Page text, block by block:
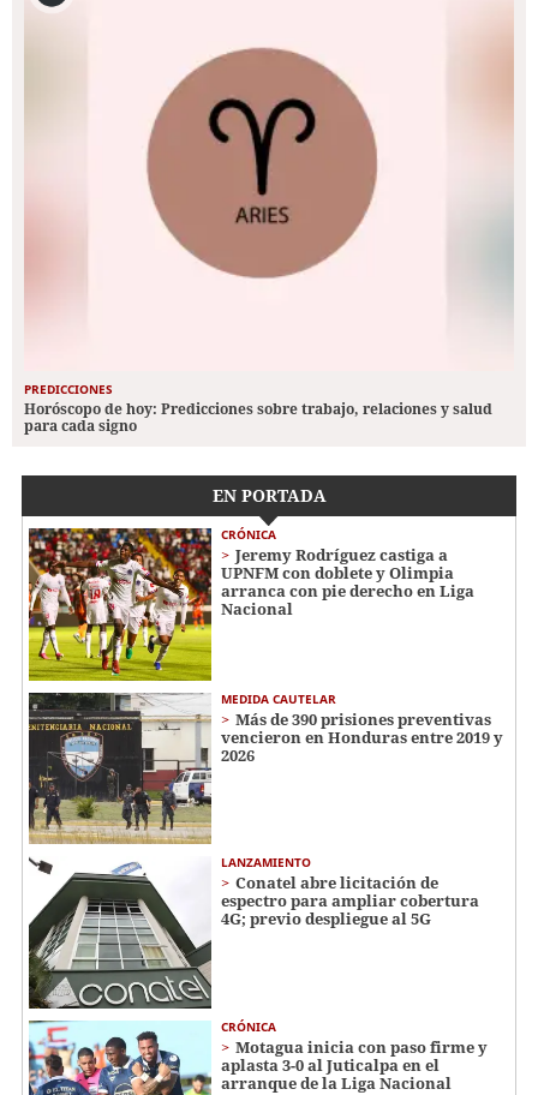
PREDICCIONES
Horóscopo de hoy: Predicciones sobre trabajo, relaciones y salud
para cada signo
EN PORTADA
CRÓNICA
Jeremy Rodríguez castiga a
UPNFM con doblete y Olimpia
arranca con pie derecho en Liga
Nacional
MEDIDA CAUTELAR
Más de 390 prisiones preventivas
vencieron en Honduras entre 2019 y
2026
LANZAMIENTO
Conatel abre licitación de
espectro para ampliar cobertura
4G; previo despliegue al 5G
CRÓNICA
Motagua inicia con paso firme y
aplasta 3-0 al Juticalpa en el
arranque de la Liga Nacional